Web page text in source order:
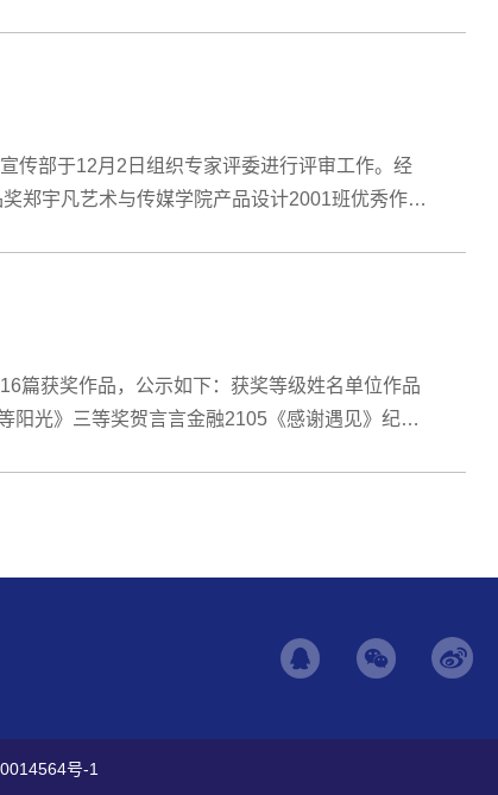
传部于12月2日组织专家评委进行评审工作。经
郑宇凡艺术与传媒学院产品设计2001班优秀作品
篇获奖作品，公示如下：获奖等级姓名单位作品
阳光》三等奖贺言言金融2105《感谢遇见》纪昌
号-1